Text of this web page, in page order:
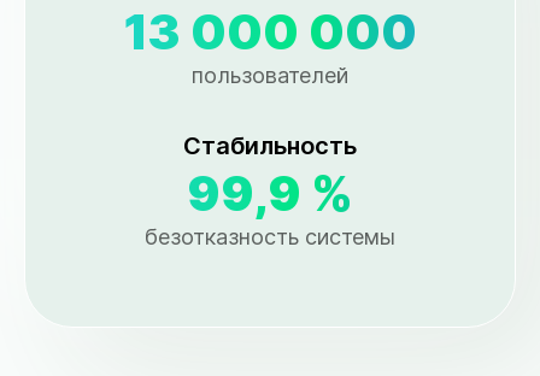
13 000 000
пользователей
Стабильность
99,9 %
безотказность системы